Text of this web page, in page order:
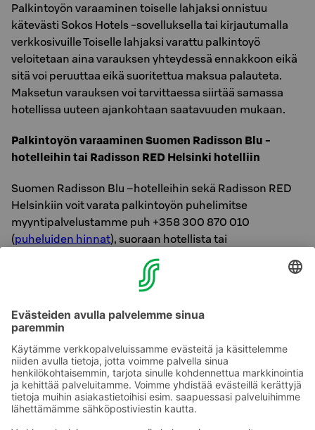
Palkintoyön varaaminen toiselle lahjaksi onnistuu
kätevästi Sokos Hotels -sovelluksella tai kirjautumalla
verkkosivuille Toiselle lahjaksi varattu palkintoyö
veloitetaan aina varauksen yhteydessä ennakkoon eikä
sitä voi peruuttaa eikä suoritettua maksua palauteta.
Maksetun varauksen voi tarvittaessa siirtää samassa
hotellissa uuteen ajankohtaan saatavuuden mukaan.
Palkintoyön varaaminen Suomen Radisson Blu -
hotelleihin tai Radisson RED Helsinki hotelliin
Suomen Radisson Blu –hotelleihin sekä Radisson RED
Helsinkiin voit varata palkintoyön puhelimitse
myyntipalvelustamme puh +358 300 870 010
(puheluiden hinnat), suoraan hotellista tai
varauskoodilla SCARDS (S-Card-asiakkaat) tai SCARDP
(S-Card Premium-asiakkaat)
Mikäli varaat palkintoyön lahjaksi toiselle henkilölle
Radisson hotelleistamme niin maksathan palkintoyön
ennakkoon olemalla yhteydessä suoraan kyseisseen
hotelliin.